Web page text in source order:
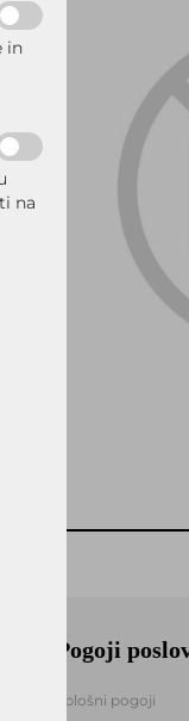
Pogoji
Splošni pogoji
in
na